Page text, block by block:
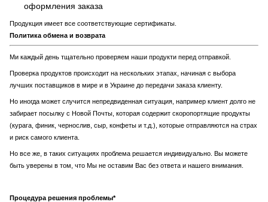
оформления заказа
Продукция имеет все соответствующие сертификаты.
Политика обмена и возврата
Ми каждый день тщательно проверяем наши продукти перед отправкой.
Проверка продуктов происходит на нескольких этапах, начиная с выбора
лучших поставщиков в мире и в Украине до передачи заказа клиенту.
Но иногда может случится непредвиденная ситуация, например клиент долго не
забирает посылку с Новой Почты, которая содержит скоропортящие продукты
(курага, финик, чернослив, сыр, конфеты и т.д.), которые отправляются на страх
и риск самого клиента.
Но все же, в таких ситуациях проблема решается индивидуально. Вы можете
быть уверены в том, что Мы не оставим Вас без ответа и нашего внимания.
Процедура решения проблемы*